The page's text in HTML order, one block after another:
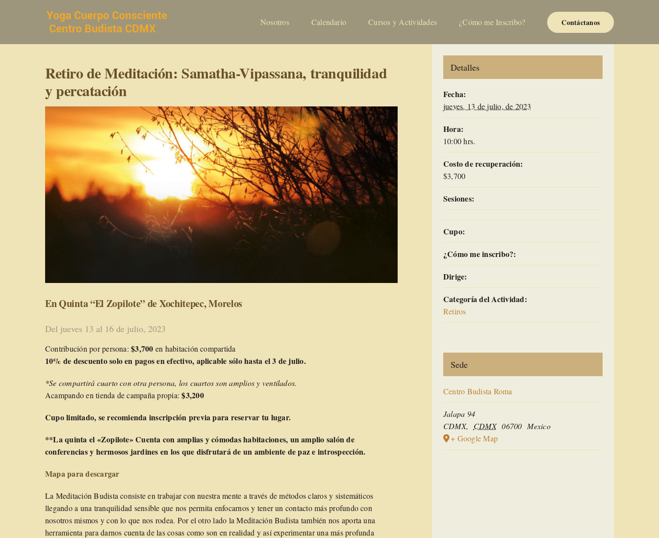
Nosotros Calendario Cursos y Actividades ¿Cómo me Inscribo? Contáctanos
Retiro de Meditación: Samatha-Vipassana, tranquilidad
y percatación
En Quinta “El Zopilote” de Xochitepec, Morelos
Del jueves 13 al 16 de julio, 2023
Contribución por persona: $3,700 en habitación compartida
10% de descuento solo en pagos en efectivo, aplicable sólo hasta el 3 de julio.
*Se compartirá cuarto con otra persona, los cuartos son amplios y ventilados.
Acampando en tienda de campaña propia: $3,200
Cupo limitado, se recomienda inscripción previa para reservar tu lugar.
**La quinta el «Zopilote» Cuenta con amplias y cómodas habitaciones, un amplio salón de
conferencias y hermosos jardines en los que disfrutará de un ambiente de paz e introspección.
Mapa para descargar
La Meditación Budista consiste en trabajar con nuestra mente a través de métodos claros y sistemáticos
llegando a una tranquilidad sensible que nos permita enfocarnos y tener un contacto más profundo con
nosotros mismos y con lo que nos rodea. Por el otro lado la Meditación Budista también nos aporta una
herramienta para darnos cuenta de las cosas como son en realidad y así experimentar una más profunda
Detalles
Fecha:
jueves, 13 de julio, de 2023
Hora:
10:00 hrs.
Costo de recuperación:
$3,700
Sesiones:
Cupo:
¿Cómo me inscribo?:
Dirige:
Categoría del Actividad:
Retiros
Sede
Centro Budista Roma
Jalapa 94
CDMX, CDMX 06700 Mexico
+ Google Map